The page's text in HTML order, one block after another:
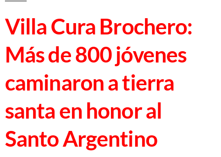
Villa Cura Brochero:
Más de 800 jóvenes
caminaron a tierra
santa en honor al
Santo Argentino